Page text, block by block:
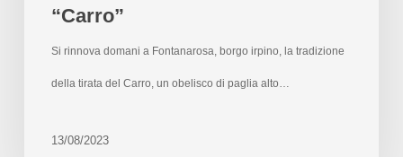
“Carro”
Si rinnova domani a Fontanarosa, borgo irpino, la tradizione
della tirata del Carro, un obelisco di paglia alto…
13/08/2023